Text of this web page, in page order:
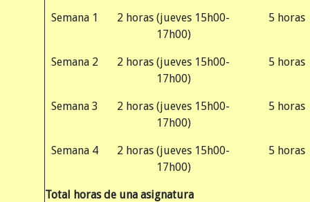
Semana 1
2 horas (jueves 15h00-
17h00)
5 horas
Semana 2
2 horas (jueves 15h00-
17h00)
5 horas
Semana 3
2 horas (jueves 15h00-
17h00)
5 horas
Semana 4
2 horas (jueves 15h00-
17h00)
5 horas
Total horas de una asignatura